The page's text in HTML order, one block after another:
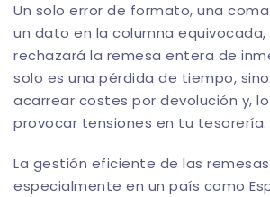
Un solo error de formato, una
un dato en la columna
rechazará la remesa entera de
solo es una pérdida de tiempo,
acarrear costes por devolución y,
provocar tensiones en tu tesorería.
La gestión eficiente de las
especialmente en un país como